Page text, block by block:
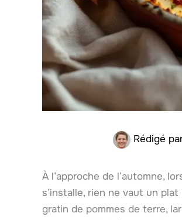
Rédigé
À l’approche de l’automne,
s’installe, rien ne vaut un
gratin de pommes de terre,